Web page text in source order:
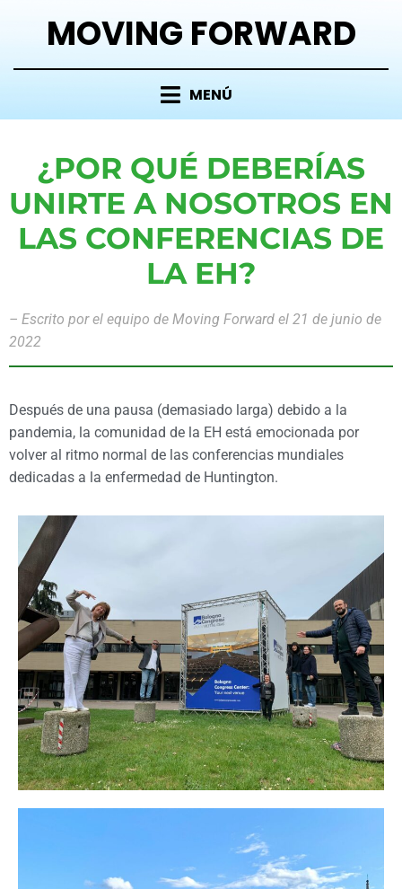
MOVING FORWARD
MENÚ
¿POR QUÉ DEBERÍAS
UNIRTE A NOSOTROS EN
LAS CONFERENCIAS DE
LA EH?
– Escrito por el equipo de Moving Forward el 21 de junio de
2022
Después de una pausa (demasiado larga) debido a la
pandemia, la comunidad de la EH está emocionada por
volver al ritmo normal de las conferencias mundiales
dedicadas a la enfermedad de Huntington.